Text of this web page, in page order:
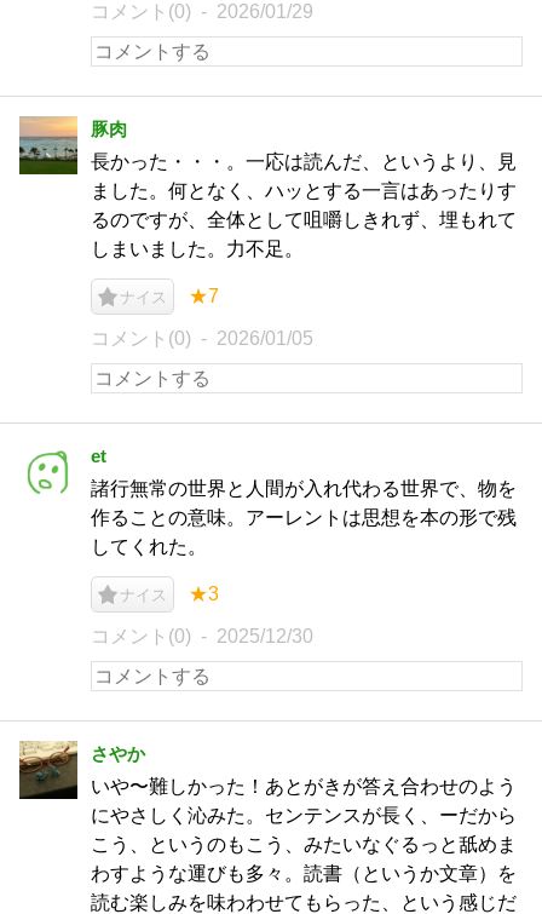
コメント(0) 2026/01/29
豚肉
長かった・・・。一応は読んだ、というより、見
ました。何となく、ハッとする一言はあったりす
るのですが、全体として咀嚼しきれず、埋もれて
しまいました。力不足。
ナイス ★7
コメント(0) 2026/01/05
et
諸行無常の世界と人間が入れ代わる世界で、物を
作ることの意味。アーレントは思想を本の形で残
してくれた。
ナイス ★3
コメント(0) 2025/12/30
さやか
いや〜難しかった！あとがきが答え合わせのよう
にやさしく沁みた。センテンスが長く、ーだから
こう、というのもこう、みたいなぐるっと舐めま
わすような運びも多々。読書（というか文章）を
読む楽しみを味わわせてもらった、という感じだ